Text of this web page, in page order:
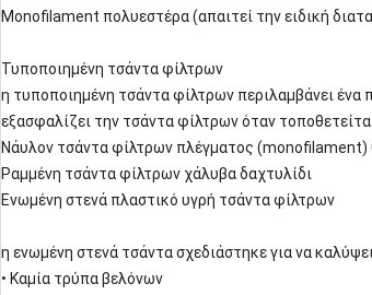
Monofilament πολυεστέρα (απαιτεί την ειδική
Τυποποιημένη τσάντα φίλτρων
η τυποποιημένη τσάντα φίλτρων περιλαμβάνει ένα
εξασφαλίζει την τσάντα φίλτρων όταν
Νάυλον τσάντα φίλτρων πλέγματος (monofilament)
Ραμμένη τσάντα φίλτρων χάλυβα δαχτυλίδι
Ενωμένη στενά πλαστικό υγρή τσάντα φίλτρων
η ενωμένη στενά τσάντα σχεδιάστηκε για να
• Καμία τρύπα βελόνων